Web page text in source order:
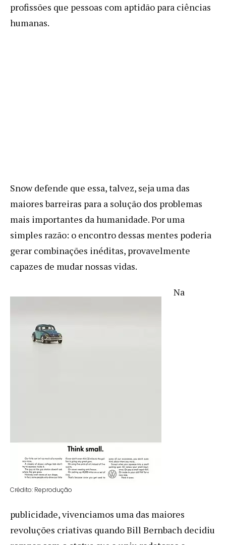
profissões que pessoas com aptidão para ciências
humanas.
Snow defende que essa, talvez, seja uma das
maiores barreiras para a solução dos problemas
mais importantes da humanidade. Por uma
simples razão: o encontro dessas mentes poderia
gerar combinações inéditas, provavelmente
capazes de mudar nossas vidas.
Crédito: Reprodução
Na
publicidade, vivenciamos uma das maiores
revoluções criativas quando Bill Bernbach decidiu